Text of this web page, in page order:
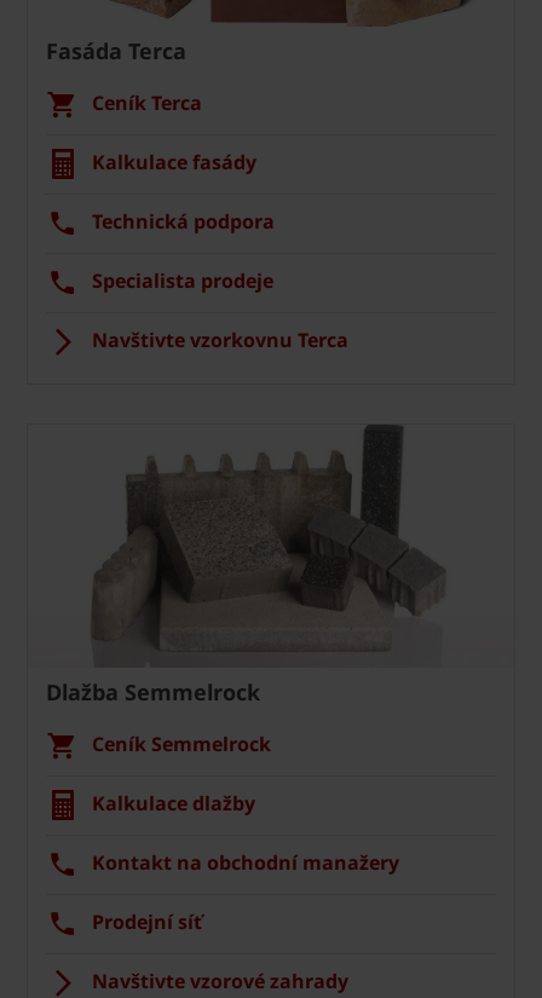
Fasáda Terca
Ceník Terca
Kalkulace fasády
Technická podpora
Specialista prodeje
Navštivte vzorkovnu Terca
Dlažba Semmelrock
Ceník Semmelrock
Kalkulace dlažby
Kontakt na obchodní manažery
Prodejní síť
Navštivte vzorové zahrady